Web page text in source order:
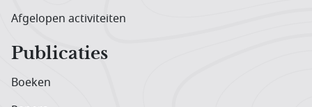
Afgelopen activiteiten
Publicaties
Boeken